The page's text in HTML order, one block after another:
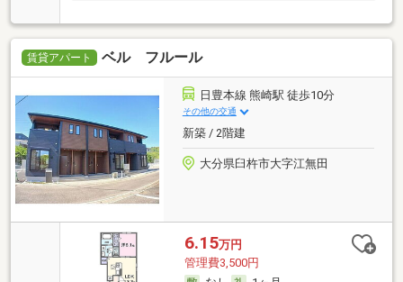
賃貸アパート ベル フルール
日豊本線 熊崎駅 徒歩10分
その他の交通
新築 / 2階建
大分県臼杵市大字江無田
6.15万円
管理費3,500円